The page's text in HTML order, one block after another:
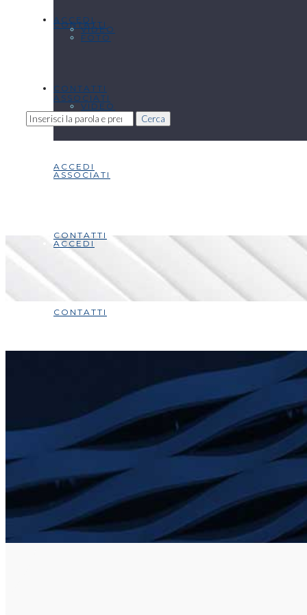
ACCEDI
CONTATTI
CONTATTI
Cerca
VIDEO
ASSOCIATI
ACCEDI
CONTATTI
FOTO
VIDEO
ASSOCIATI
ACCEDI
CONTATTI